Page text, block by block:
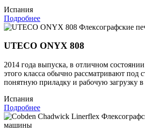
Испания
Подробнее
Флексографские
UTECO ONYX 808
2014 года выпуска, в отличном
этого класса обычно рассматривают под
понятную приладку и рабочую загрузку в
Испания
Подробнее
машины